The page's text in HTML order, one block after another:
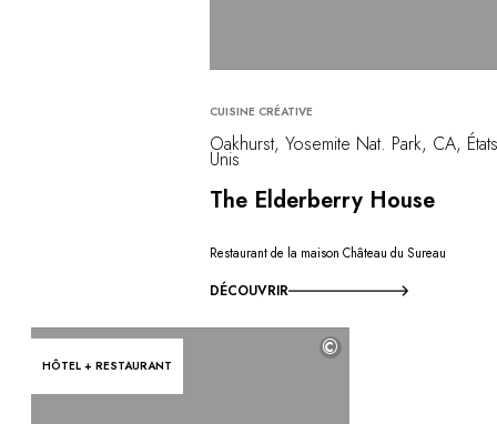
CUISINE CRÉATIVE
Oakhurst, Yosemite Nat. Park, CA,
Unis
The Elderberry House
Restaurant de la maison Château du Sureau
DÉCOUVRIR
HÔTEL + RESTAURANT
©